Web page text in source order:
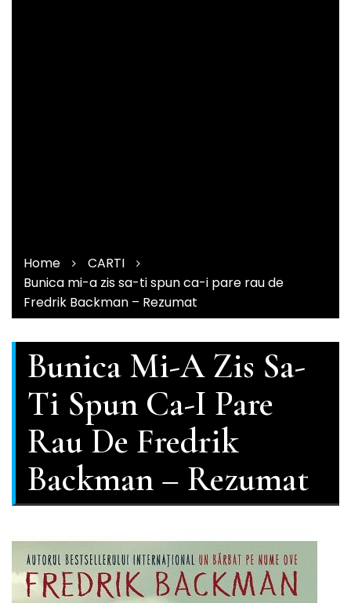
Home
CARTI
Bunica mi-a zis sa-ti spun ca-i pare rau de
Fredrik Backman – Rezumat
Bunica Mi-A Zis Sa-
Ti Spun Ca-I Pare
Rau De Fredrik
Backman – Rezumat